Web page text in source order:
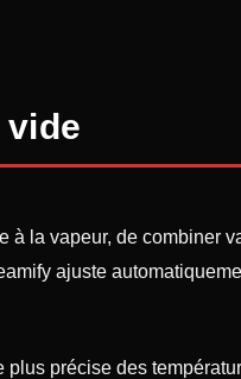
la vapeur, de combiner
ajuste
précise des